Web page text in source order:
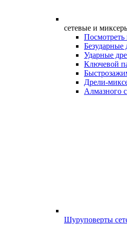
сетевые и
Посмотреть
Безударные
Ударные
Ключевой
Дрели-
Алмазного
Шуруповерты